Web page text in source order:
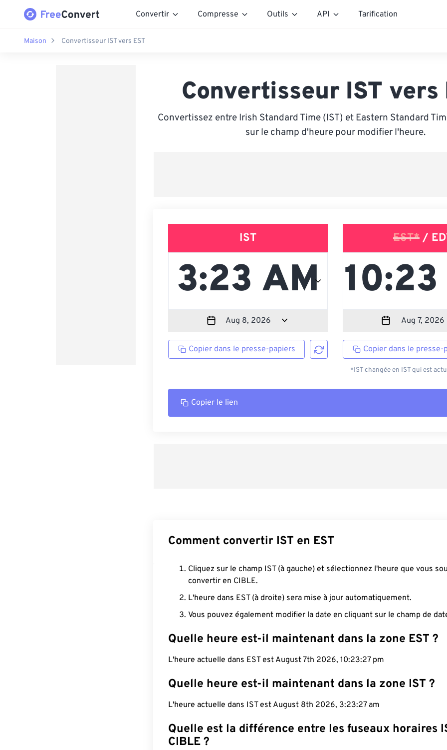
Convertir Compresse Outils API Tarification
Maison Convertisseur IST vers EST
Convertisseur IST vers
Convertissez entre Irish Standard Time (IST) et Eastern Standard
sur le champ d'heure pour modifier l'heure.
IST
Copier dans le presse-papiers
EST*/
Copier dans le presse-
*IST changée en IST qui est
Copier le lien
Comment convertir IST en EST
Cliquez sur le champ IST (à gauche) et sélectionnez l'heure que vous
convertir en CIBLE.
L'heure dans EST (à droite) sera mise à jour automatiquement.
Vous pouvez également modifier la date en cliquant sur le champ de
Quelle heure est-il maintenant dans la zone EST ?
L'heure actuelle dans EST est August 7th 2026, 10:23:28 pm
Quelle heure est-il maintenant dans la zone IST ?
L'heure actuelle dans IST est August 8th 2026, 3:23:28 am
Quelle est la différence entre les fuseaux horaires
CIBLE ?